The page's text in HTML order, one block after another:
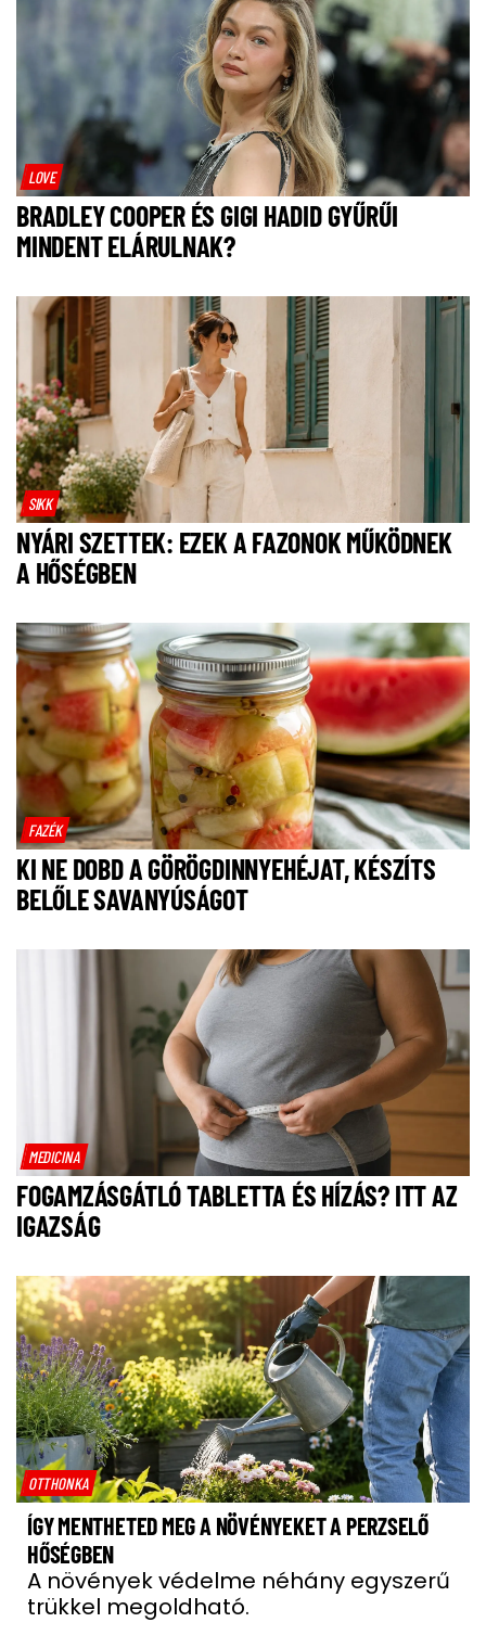
LOVE
BRADLEY COOPER ÉS GIGI HADID GYŰRŰI
MINDENT ELÁRULNAK?
SIKK
NYÁRI SZETTEK: EZEK A FAZONOK MŰKÖDNEK
A HŐSÉGBEN
FAZÉK
KI NE DOBD A GÖRÖGDINNYEHÉJAT, KÉSZÍTS
BELŐLE SAVANYÚSÁGOT
MEDICINA
FOGAMZÁSGÁTLÓ TABLETTA ÉS HÍZÁS? ITT AZ
IGAZSÁG
OTTHONKA
ÍGY MENTHETED MEG A NÖVÉNYEKET A PERZSELŐ
HŐSÉGBEN
A növények védelme néhány egyszerű
trükkel megoldható.